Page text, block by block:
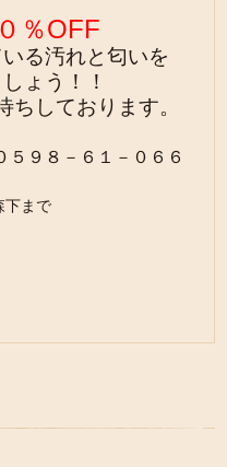
％OFF
る汚れと匂いを
ょう！！
ちしております。
９８－６１－０６６
まで